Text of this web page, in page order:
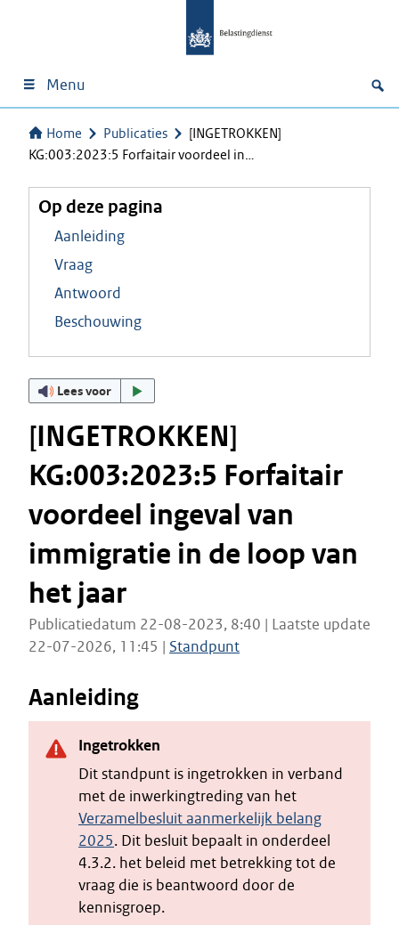
Menu
Home Publicaties
[INGETROKKEN]
KG:003:2023:5 Forfaitair voordeel in…
Op deze pagina
Aanleiding
Vraag
Antwoord
Beschouwing
Lees voor
[INGETROKKEN]
KG:003:2023:5 Forfaitair
voordeel ingeval van
immigratie in de loop van
het jaar
Publicatiedatum 22-08-2023, 8:40 | Laatste update
22-07-2026, 11:45 | Standpunt
Aanleiding
Ingetrokken
Dit standpunt is ingetrokken in verband
met de inwerkingtreding van het
Verzamelbesluit aanmerkelijk belang
2025. Dit besluit bepaalt in onderdeel
4.3.2. het beleid met betrekking tot de
vraag die is beantwoord door de
kennisgroep.